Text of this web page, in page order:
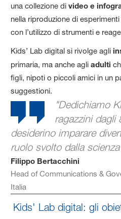
una collezione divideo e
nella riproduzione di
con l’utilizzo di strumenti e
Kids’ Lab digital si rivolge agli
primaria, ma anche agliadulti
figli, nipoti o piccoli amici in un
suggestioni.
"Dedichiamo
ragazzini dagli
desiderino imparare
ruolo svolto dalla
Filippo Bertacchini
Head of Communications &
Italia
Kids' Lab digital: gli